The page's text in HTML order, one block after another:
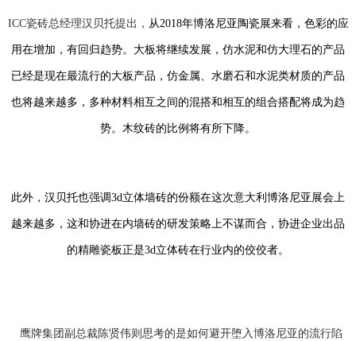
ICC瓷砖总经理汉贝托提出， 从2018年博洛尼亚陶瓷展来看，色彩的应
用在增加，有回归趋势。大板将继续发展，仿水泥和仿大理石的产品
已经是现在最流行的大板产品，仿金属、水磨石和水泥类材质的产品
也将越来越多，多种材料相互之间的混搭和相互的组合搭配将成为趋
势。木纹砖的比例将有所下降。
此外，汉贝托也强调3d立体墙砖的份额在这次意大利博洛尼亚展会上
越来越多，这和协进在内墙砖的研发策略上不谋而合，协进企业出品
的精雕瓷板正是3d立体砖在行业内的佼佼者。
鹰牌集团副总裁陈贤伟则思考的是如何避开堕入博洛尼亚的流行陷